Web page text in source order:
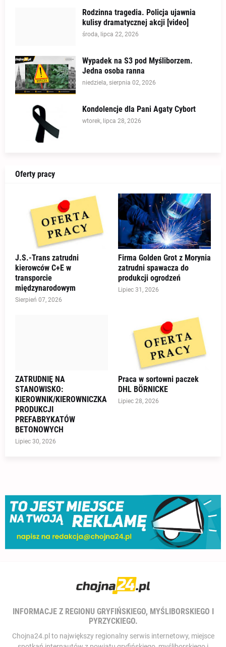
Rodzinna tragedia. Policja ujawnia
kulisy dramatycznej akcji [video]
środa, lipca 22, 2026
Wypadek na S3 pod Myśliborzem.
Jedna osoba ranna
niedziela, sierpnia 02, 2026
Kondolencje dla Pani Agaty Cybort
wtorek, lipca 28, 2026
Oferty pracy
J.S.-Trans zatrudni
kierowców C+E w
transporcie
międzynarodowym
Sierpień 07, 2026
Firma Golden Grot z Morynia
zatrudni spawacza do
produkcji ogrodzeń
Lipiec 31, 2026
ZATRUDNIĘ NA
STANOWISKO:
KIEROWNIK/KIEROWNICZKA
PRODUKCJI
PREFABRYKATÓW
BETONOWYCH
Lipiec 30, 2026
Praca w sortowni paczek
DHL BÖRNICKE
Lipiec 28, 2026
INFORMACJE Z REGIONU GRYFIŃSKIEGO, MYŚLIBORSKIEGO I
PYRZYCKIEGO.
Chojna24.pl to największy regionalny serwis internetowy, miejsce